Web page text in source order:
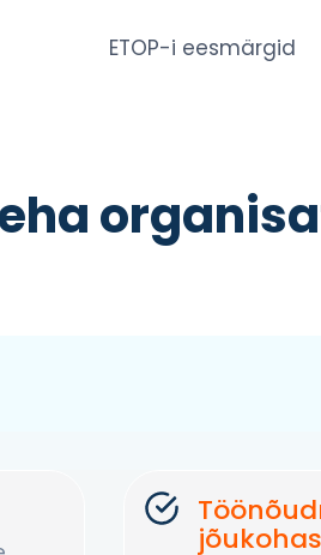
ETOP-i eesmärgid